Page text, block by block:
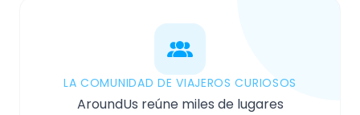
LA COMUNIDAD DE VIAJEROS CURIOSOS
AroundUs reúne miles de lugares